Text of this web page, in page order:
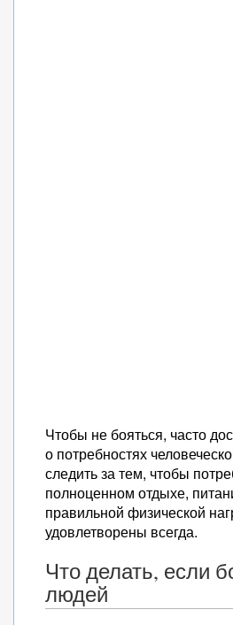
Чтобы не бояться, часто
о потребностях
следить за тем, чтобы
полноценном отдыхе,
правильной физической
удовлетворены всегда.
Что делать, если
людей